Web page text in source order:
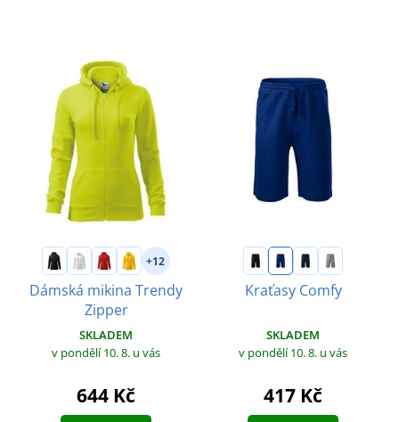
+12
Dámská mikina Trendy
Zipper
SKLADEM
v pondělí 10. 8. u vás
644 Kč
Kraťasy Comfy
SKLADEM
v pondělí 10. 8. u vás
417 Kč